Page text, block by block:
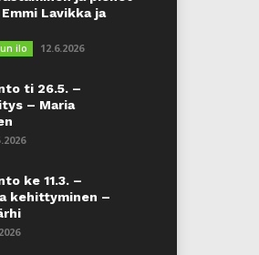
Lavikka ja
ilo 12.6.2026
ti 26.5. –
– Maria
ke 11.3. –
kehittyminen –